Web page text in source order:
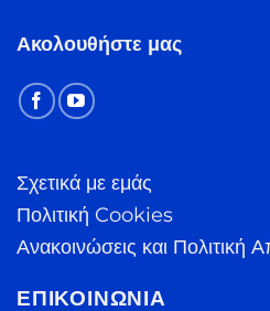
Ακολουθήστε μας
Σχετικά με εμάς
Πολιτική Cookies
Ανακοινώσεις και Πολιτική
ΕΠΙΚΟΙΝΩΝΊΑ